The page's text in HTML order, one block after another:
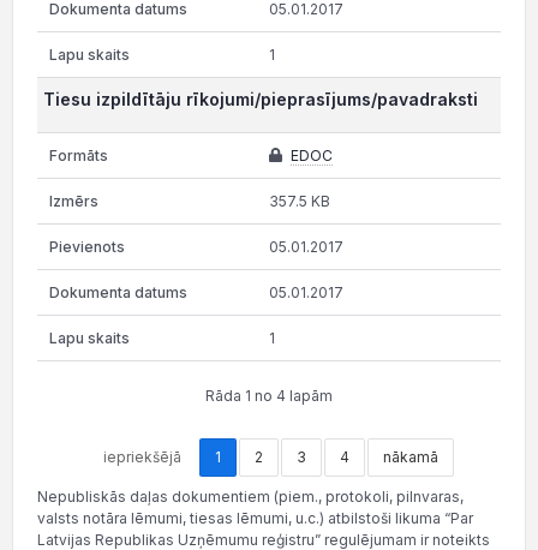
05.01.2017
1
Tiesu izpildītāju rīkojumi/pieprasījums/pavadraksti
EDOC
357.5 KB
05.01.2017
05.01.2017
1
Rāda 1 no 4 lapām
iepriekšējā 1 2 3 4 nākamā
Nepubliskās daļas dokumentiem (piem., protokoli, pilnvaras,
valsts notāra lēmumi, tiesas lēmumi, u.c.) atbilstoši likuma “Par
Latvijas Republikas Uzņēmumu reģistru” regulējumam ir noteikts